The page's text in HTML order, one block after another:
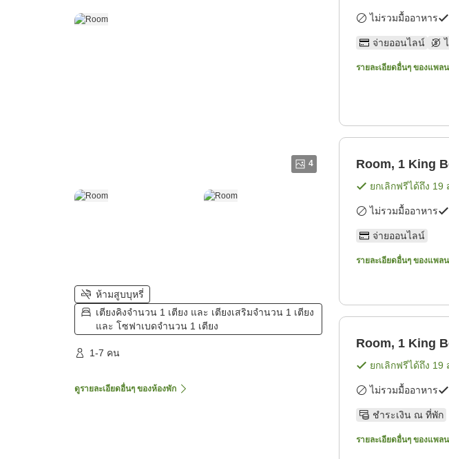
4
ห้ามสูบบุหรี่
เตียงคิงจำนวน 1 เตียง และ เตียงเสริมจำนวน 1 เตียง
และ โซฟาเบดจำนวน 1 เตียง
1-7 คน
ดูรายละเอียดอื่นๆ ของห้องพัก
ไม่รวมมื้ออาหาร
จ่ายออนไลน์
รายละเอียดอื่นๆ ของแพล
Room, 1 King
ยกเลิกฟรีได้ถึง 19
ไม่รวมมื้ออาหาร
จ่ายออนไลน์
รายละเอียดอื่นๆ ของแพล
Room, 1 King
ยกเลิกฟรีได้ถึง 19
ไม่รวมมื้ออาหาร
ชำระเงิน ณ ที่พัก
รายละเอียดอื่นๆ ของแพล